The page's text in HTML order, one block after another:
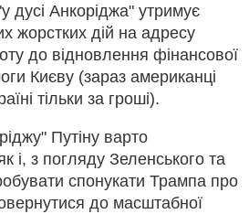
Анкоріджа" утримує
жорстких дій на адресу
до відновлення фінансової
Києву (зараз американці
тільки за гроші).
Путіну варто
і, з погляду Зеленського та
спонукати Трампа про
до масштабної